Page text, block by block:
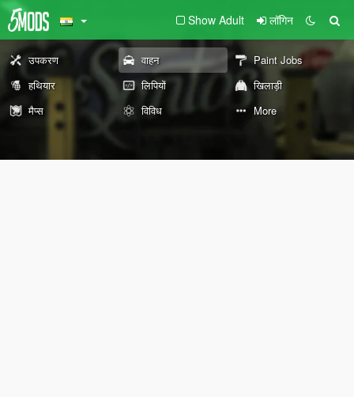
Show Adult लॉगिन
उपकरण वाहन
Paint Jobs
हथियार
लिपियों
खिलाड़ी
मैप्स
विविध More